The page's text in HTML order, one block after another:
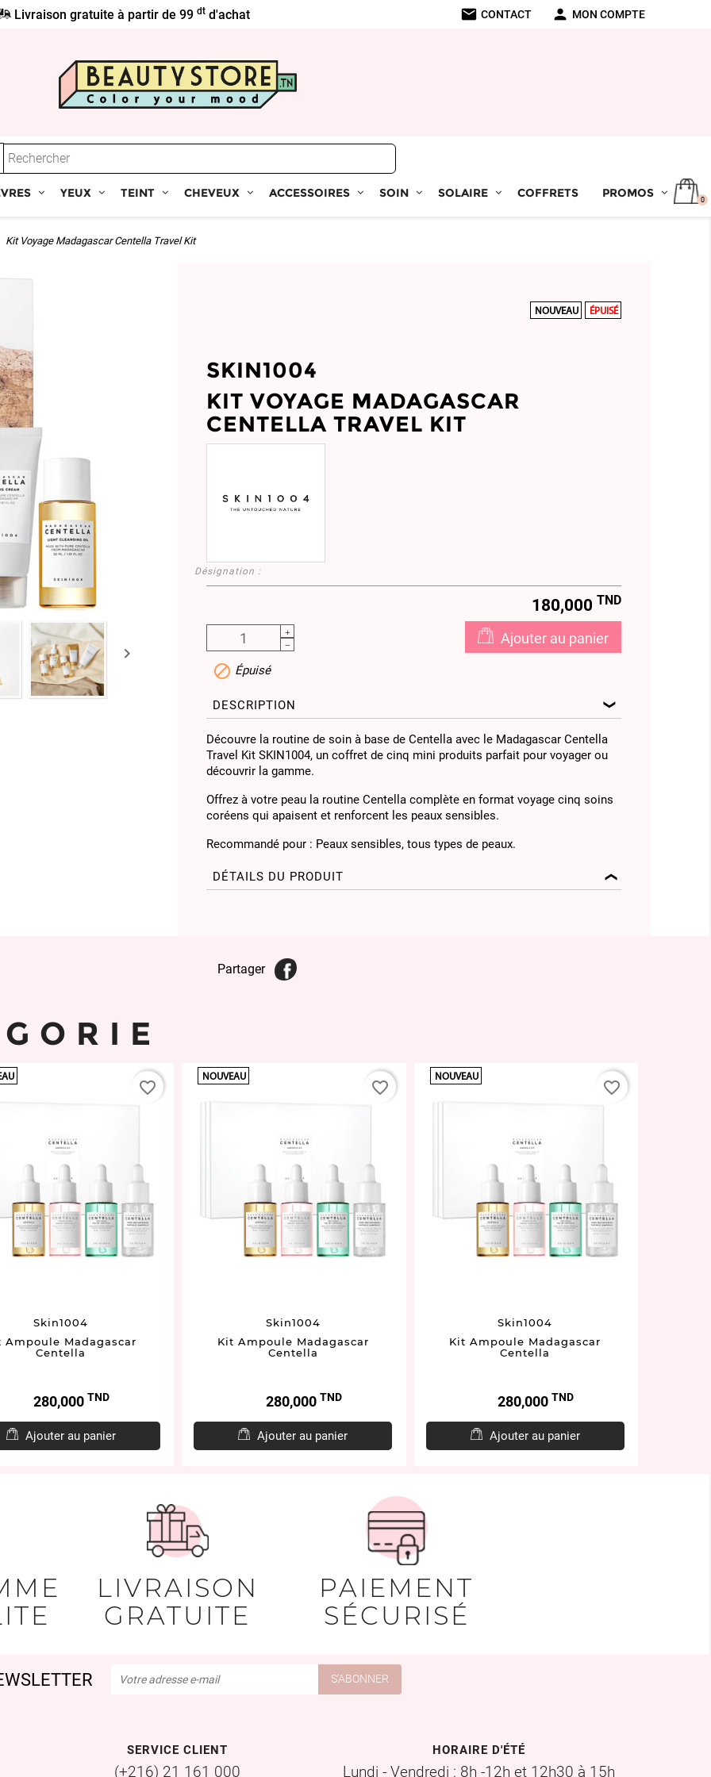
Livraison gratuite à partir de 99dt d'achat mail CONTACT person MON COMPTE
YEUX TEINT CHEVEUX ACCESSOIRES SOIN SOLAIRE COFFRETS PROMOS 0
Kit Voyage Madagascar Centella Travel Kit

NOUVEAU ÉPUISÉ
SKIN1004
KIT VOYAGE MADAGASCAR
CENTELLA TRAVEL KIT
Désignation :
180,000 TND
Ajouter au panier
 Épuisé
DESCRIPTION
Découvre la routine de soin à base de Centella avec le Madagascar Centella
Travel Kit SKIN1004, un coffret de cinq mini produits parfait pour voyager ou
découvrir la gamme.
Offrez à votre peau la routine Centella complète en format voyage cinq soins
coréens qui apaisent et renforcent les peaux sensibles.
Recommandé pour : Peaux sensibles, tous types de peaux.
DÉTAILS DU PRODUIT
Partager
Skin1004
Ampoule Madagascar
Centella
Prix280,000 TND
Ajouter au panier
favorite_border
NOUVEAU
Skin1004
Kit Ampoule Madagascar
Centella
Prix280,000 TND
Ajouter au panier
favorite_border
NOUVEAU
Skin1004
Kit Ampoule Madagascar
Centella
Prix280,000 TND
Ajouter au panier
favorite_border
LIVRAISON
GRATUITE
PAIEMENT
SÉCURISÉ
SERVICE CLIENT
(+216) 21 161 000
HORAIRE D'ÉTÉ
Lundi - Vendredi : 8h -12h et 12h30 à 15h